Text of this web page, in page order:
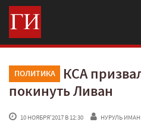
ПОЛИТИКА
КСА
покинуть Ливан
10 НОЯБРЯ'2017 В 12:30 НУРУЛЬ ИМАН